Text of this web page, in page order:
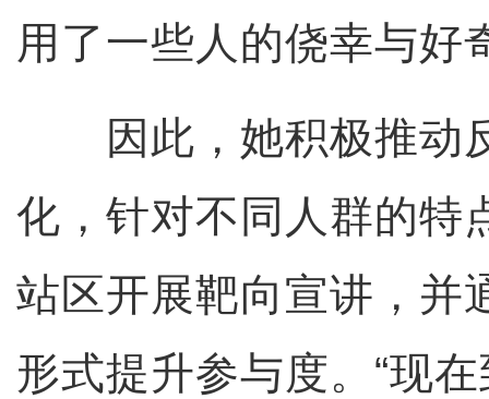
用了一些人的侥幸与好
因此，她积极推动
化，针对不同人群的特
站区开展靶向宣讲，并
形式提升参与度。“现